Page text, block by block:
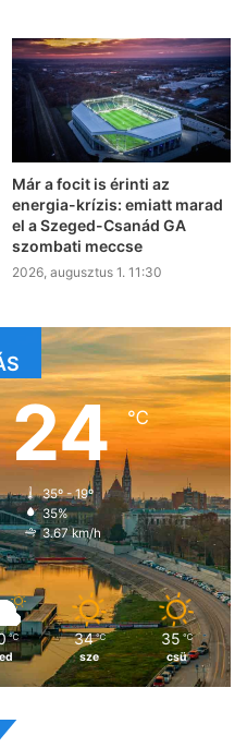
Már a focit is érinti az
energia-krízis: emiatt marad
el a Szeged-Csanád GA
szombati meccse
2026, augusztus 1. 11:30
24℃
35º - 19º
35%
3.67 km/h
℃ 34 ℃
sze
35 ℃
csü